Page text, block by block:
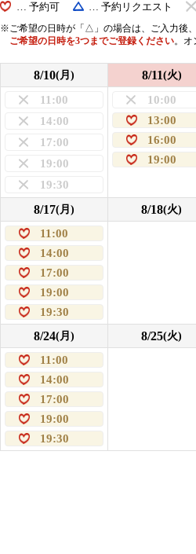
… 予約可 … 予約リクエスト
ご希望の日時が「△」の場合は、ご入力後
ご希望の日時を3つまでご登録ください。オ
8/10(月)
11:00
14:00
17:00
19:00
19:30
8/11(火)
10:00
13:00
16:00
19:00
8/17(月)
11:00
14:00
17:00
19:00
19:30
8/18(火)
8/24(月)
11:00
14:00
17:00
19:00
19:30
8/25(火)